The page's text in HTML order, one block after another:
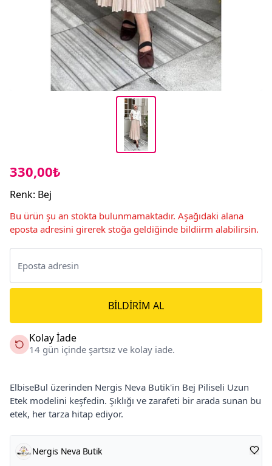
330,00₺
Renk: Bej
Bu ürün şu an stokta bulunmamaktadır. Aşağıdaki alana
eposta adresini girerek stoğa geldiğinde bildiirm alabilirsin.
BILDIRIM AL
Kolay İade
14 gün içinde şartsız ve kolay iade.
ElbiseBul üzerinden Nergis Neva Butik'in Bej Piliseli Uzun
Etek modelini keşfedin. Şıklığı ve zarafeti bir arada sunan bu
etek, her tarza hitap ediyor.
Nergis Neva Butik